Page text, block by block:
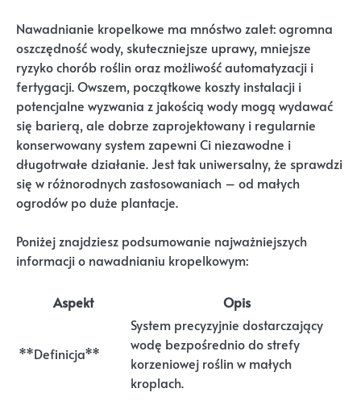
Nawadnianie kropelkowe ma mnóstwo zalet: ogromna
oszczędność wody, skuteczniejsze uprawy, mniejsze
ryzyko chorób roślin oraz możliwość automatyzacji i
fertygacji. Owszem, początkowe koszty instalacji i
potencjalne wyzwania z jakością wody mogą wydawać
się barierą, ale dobrze zaprojektowany i regularnie
konserwowany system zapewni Ci niezawodne i
długotrwałe działanie. Jest tak uniwersalny, że sprawdzi
się w różnorodnych zastosowaniach – od małych
ogrodów po duże plantacje.
Poniżej znajdziesz podsumowanie najważniejszych
informacji o nawadnianiu kropelkowym:
Aspekt Opis
**Definicja**
System precyzyjnie dostarczający
wodę bezpośrednio do strefy
korzeniowej roślin w małych
kroplach.